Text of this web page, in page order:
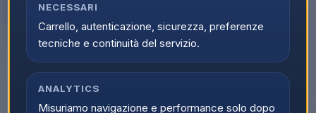
NECESSARI
Carrello, autenticazione, sicurezza, preferenze
tecniche e continuità del servizio.
ANALYTICS
Misuriamo navigazione e performance solo dopo
Black ITA MG2W4QL/A
EAN: 195950624182
▲